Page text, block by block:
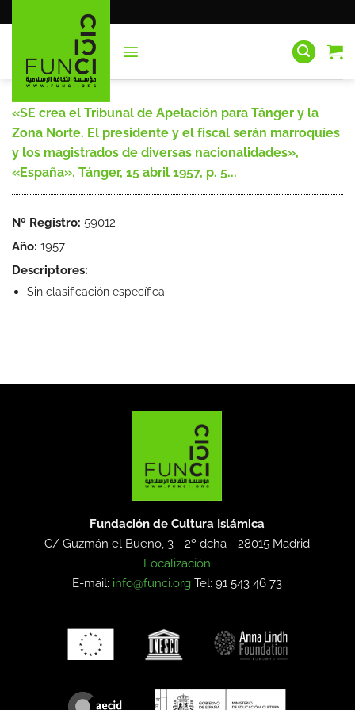
al
«SE crea el Tribunal de Apelación para Tánger y la
Zona Norte. El presidente y el fiscal serán marroquíes
y los magistrados de diversas nacionalidades»,
«España». Tánger, 15 abril 1957, p. 5...
Nº Registro: 59012
Año: 1957
Descriptores:
Sin clasificación específica
Fundación de Cultura Islámica
C/ Guzmán el Bueno, 3 - 2º dcha -28015 Madrid
Localización
E-mail: info@funci.org Tel: 91 543 46 73